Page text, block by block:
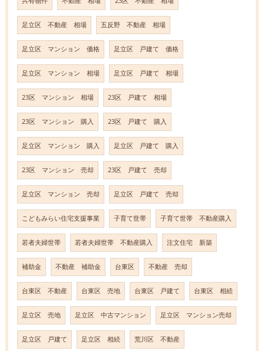
足立区 不動産 相場 五反野 不動産 相場
足立区 マンション 価格 足立区 戸建て 価格
足立区 マンション 相場 足立区 戸建て 相場
23区 マンション 相場 23区 戸建て 相場
23区 マンション 購入 23区 戸建て 購入
足立区 マンション 購入 足立区 戸建て 購入
23区 マンション 売却 23区 戸建て 売却
足立区 マンション 売却 足立区 戸建て 売却
こどもみらい住宅支援事業 子育て世帯 子育て世帯 不動産購入
若者夫婦世帯 若者夫婦世帯 不動産購入 注文住宅 新築
補助金 不動産 補助金 台東区 不動産 売却
台東区 不動産 台東区 売地 台東区 戸建て 台東区 相続
足立区 売地 足立区 中古マンション 足立区 マンション売却
足立区 戸建て 足立区 相続 荒川区 不動産